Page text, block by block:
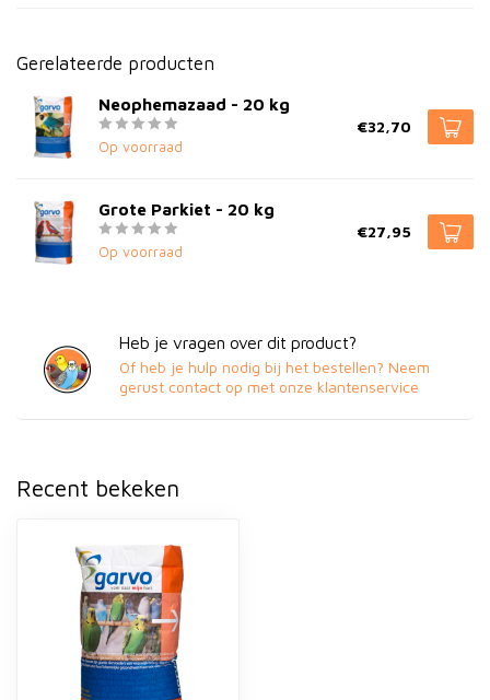
Gerelateerde producten
Neophemazaad - 20 kg
Op voorraad
€32,70
Grote Parkiet - 20 kg
Op voorraad
€27,95
Heb je vragen over dit product?
Of heb je hulp nodig bij het bestellen? Neem
gerust contact op met onze klantenservice
Recent bekeken